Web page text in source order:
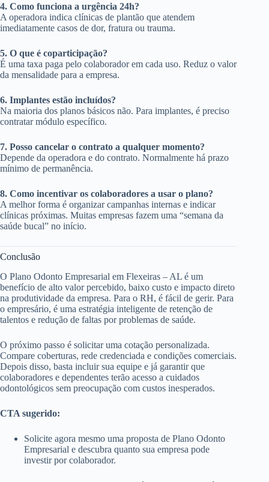
4. Como funciona a urgência 24h?
A operadora indica clínicas de plantão que atendem
imediatamente casos de dor, fratura ou trauma.
5. O que é coparticipação?
É uma taxa paga pelo colaborador em cada uso. Reduz o valor
da mensalidade para a empresa.
6. Implantes estão incluídos?
Na maioria dos planos básicos não. Para implantes, é preciso
contratar módulo específico.
7. Posso cancelar o contrato a qualquer momento?
Depende da operadora e do contrato. Normalmente há prazo
mínimo de permanência.
8. Como incentivar os colaboradores a usar o plano?
A melhor forma é organizar campanhas internas e indicar
clínicas próximas. Muitas empresas fazem uma “semana da
saúde bucal” no início.
Conclusão
O Plano Odonto Empresarial em Flexeiras – AL é um
benefício de alto valor percebido, baixo custo e impacto direto
na produtividade da empresa. Para o RH, é fácil de gerir. Para
o empresário, é uma estratégia inteligente de retenção de
talentos e redução de faltas por problemas de saúde.
O próximo passo é solicitar uma cotação personalizada.
Compare coberturas, rede credenciada e condições comerciais.
Depois disso, basta incluir sua equipe e já garantir que
colaboradores e dependentes terão acesso a cuidados
odontológicos sem preocupação com custos inesperados.
CTA sugerido:
Solicite agora mesmo uma proposta de Plano Odonto
Empresarial e descubra quanto sua empresa pode
investir por colaborador.